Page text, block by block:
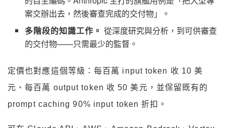
案交辦出去，然後審查完成的交付物」。
多階段的知識工作。 從深度研究與分析，到可供審查
的交付物——只需最少的監督。
定價也對應這個等級：每百萬 input token 收 10 美
元、每百萬 output token 收 50 美元，並保留既有的
prompt caching 90% input token 折扣。